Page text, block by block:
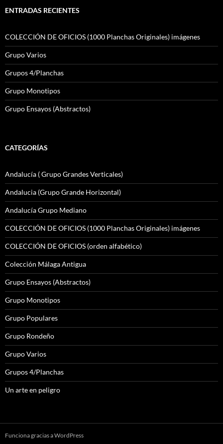
ENTRADAS RECIENTES
COLECCIÓN DE OFICIOS (1000 Planchas Originales) imágenes
Grupo Varios
Grupos 4/Planchas
Grupo Monotipos
Grupo Ensayos (Abstractos)
CATEGORÍAS
Andalucía ( Grupo Grandes Verticales)
Andalucia (Grupo Grande Horizontal)
Andalucía Grupo Mediano
COLECCIÓN DE OFICIOS (1000 Planchas Originales) imágenes
COLECCIÓN DE OFICIOS (orden alfabético)
Colección Málaga Antigua
Grupo Ensayos (Abstractos)
Grupo Monotipos
Grupo Populares
Grupo Rondeño
Grupo Varios
Grupos 4/Planchas
Un arte en peligro
Funciona gracias a WordPress